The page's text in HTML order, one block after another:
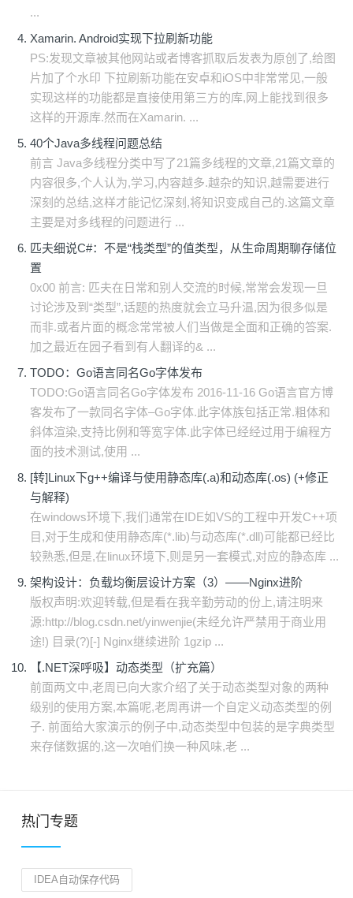
...
Xamarin. Android实现下拉刷新功能
PS:发现文章被其他网站或者博客抓取后发表为原创了,给图
片加了个水印 下拉刷新功能在安卓和iOS中非常常见,一般
实现这样的功能都是直接使用第三方的库,网上能找到很多
这样的开源库.然而在Xamarin. ...
40个Java多线程问题总结
前言 Java多线程分类中写了21篇多线程的文章,21篇文章的
内容很多,个人认为,学习,内容越多.越杂的知识,越需要进行
深刻的总结,这样才能记忆深刻,将知识变成自己的.这篇文章
主要是对多线程的问题进行 ...
匹夫细说C#：不是“栈类型”的值类型，从生命周期聊存储位
置
0x00 前言: 匹夫在日常和别人交流的时候,常常会发现一旦
讨论涉及到“类型”,话题的热度就会立马升温,因为很多似是
而非.或者片面的概念常常被人们当做是全面和正确的答案.
加之最近在园子看到有人翻译的& ...
TODO：Go语言同名Go字体发布
TODO:Go语言同名Go字体发布 2016-11-16 Go语言官方博
客发布了一款同名字体–Go字体.此字体族包括正常.粗体和
斜体渲染,支持比例和等宽字体.此字体已经经过用于编程方
面的技术测试,使用 ...
[转]Linux下g++编译与使用静态库(.a)和动态库(.os) (+修正
与解释)
在windows环境下,我们通常在IDE如VS的工程中开发C++项
目,对于生成和使用静态库(*.lib)与动态库(*.dll)可能都已经比
较熟悉,但是,在linux环境下,则是另一套模式,对应的静态库 ...
架构设计：负载均衡层设计方案（3）——Nginx进阶
版权声明:欢迎转载,但是看在我辛勤劳动的份上,请注明来
源:http://blog.csdn.net/yinwenjie(未经允许严禁用于商业用
途!) 目录(?)[-] Nginx继续进阶 1gzip ...
【.NET深呼吸】动态类型（扩充篇）
前面两文中,老周已向大家介绍了关于动态类型对象的两种
级别的使用方案,本篇呢,老周再讲一个自定义动态类型的例
子. 前面给大家演示的例子中,动态类型中包装的是字典类型
来存储数据的,这一次咱们换一种风味,老 ...
热门专题
IDEA自动保存代码